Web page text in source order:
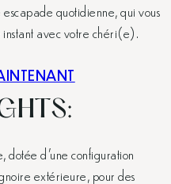
quotidienne, qui vous
avec votre chéri(e).
dotée d’une configuration
extérieure, pour des